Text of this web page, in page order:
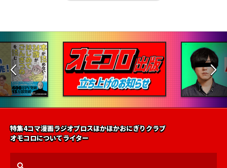
特集4コマ漫画ラジオブロスほかほかおにぎりクラブ
オモコロについてライター